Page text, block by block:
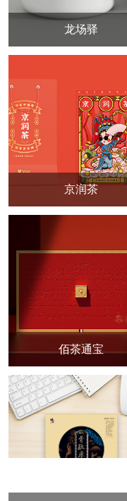
龙场驿
京润茶
佰茶通宝